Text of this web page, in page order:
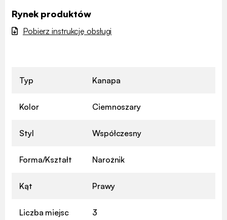
Rynek produktów
Pobierz instrukcję obsługi
Typ Kanapa
Kolor Ciemnoszary
Styl Współczesny
Forma/Kształt Narożnik
Kąt Prawy
Liczba miejsc 3